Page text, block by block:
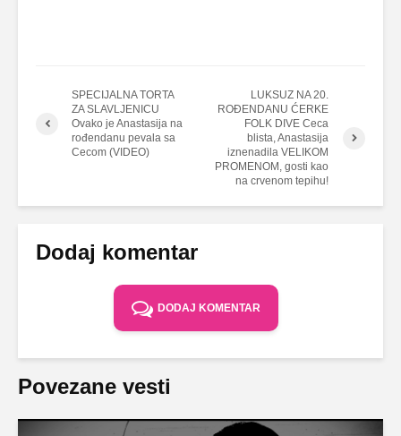
SPECIJALNA TORTA
ZA SLAVLJENICU
Ovako je Anastasija na
rođendanu pevala sa
Cecom (VIDEO)
LUKSUZ NA 20.
ROĐENDANU ĆERKE
FOLK DIVE Ceca
blista, Anastasija
iznenadila VELIKOM
PROMENOM, gosti kao
na crvenom tepihu!
Dodaj komentar
DODAJ KOMENTAR
Povezane vesti